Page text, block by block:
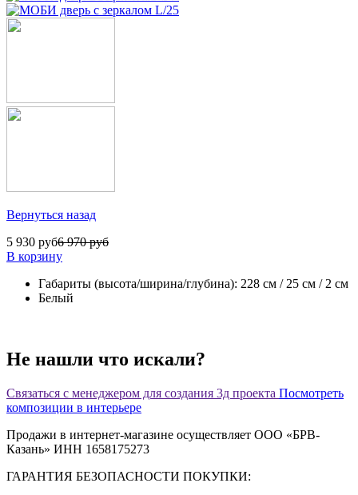
Вернуться назад
5 930 руб6 970 руб
В корзину
Габариты (высота/ширина/глубина): 228 см / 25 см / 2 см
Белый
Не нашли что искали?
Связаться с менеджером для создания 3д проекта Посмотреть
композиции в интерьере
Продажи в интернет-магазине осуществляет ООО «БРВ-
Казань» ИНН 1658175273
ГАРАНТИЯ БЕЗОПАСНОСТИ ПОКУПКИ: